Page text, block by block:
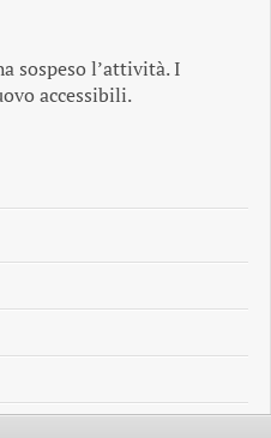
sospeso l’attività. I
accessibili.